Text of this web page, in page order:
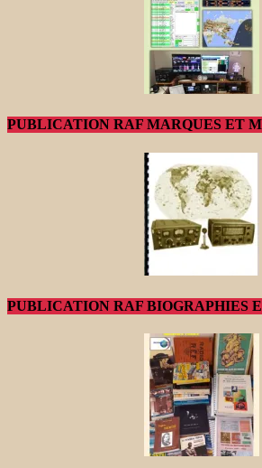
PUBLICATION RAF MARQUES ET
PUBLICATION RAF BIOGRAPHIES